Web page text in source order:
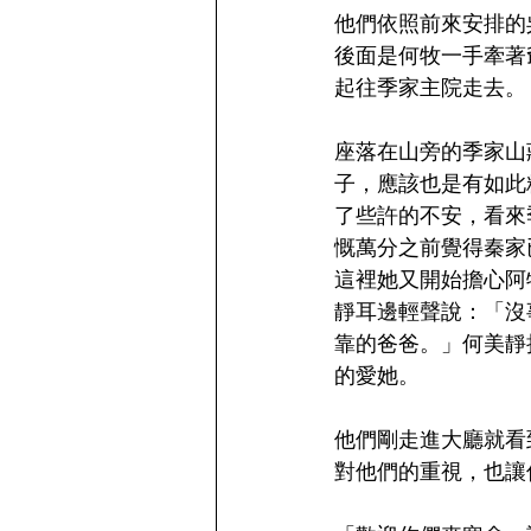
他們依照前來安排
後面是何牧一手牽
起往季家主院走去。
座落在山旁的季家
子，應該也是有如
了些許的不安，看
慨萬分之前覺得秦
這裡她又開始擔心
靜耳邊輕聲說：「
靠的爸爸。」何美
的愛她。
他們剛走進大廳就
對他們的重視，也